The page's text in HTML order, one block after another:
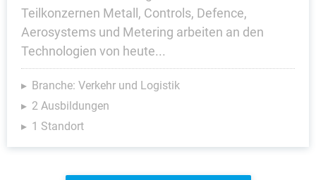
Teilkonzernen Metall, Controls, Defence,
Aerosystems und Metering arbeiten an den
Technologien von heute...
Branche: Verkehr und Logistik
2 Ausbildungen
1 Standort